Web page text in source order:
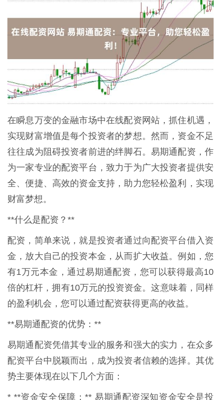
在瞬息万变的金融市场中在线配资网站，抓住机遇，
实现财富增值是每个投资者的梦想。然而，资金不足
往往成为阻碍投资者前进的绊脚石。易期通配资，作
为一家专业的配资平台，致力于为广大投资者提供安
全、便捷、高效的资金支持，助力您轻松盈利，实现
财富梦想。
**什么是配资？**
配资，简单来说，就是投资者通过向配资平台借入资
金，放大自己的投资本金，从而扩大收益。例如，您
有1万元本金，通过易期通配资，您可以获得最高10
倍的杠杆，拥有10万元的投资资金。这意味着，同样
的盈利机会，您可以通过配资获得更高的收益。
**易期通配资的优势：**
易期通配资凭借其专业的服务和强大的实力，在众多
配资平台中脱颖而出，成为投资者信赖的选择。其优
势主要体现在以下几个方面：
* **资金安全保障：** 易期通配资深知资金安全是投